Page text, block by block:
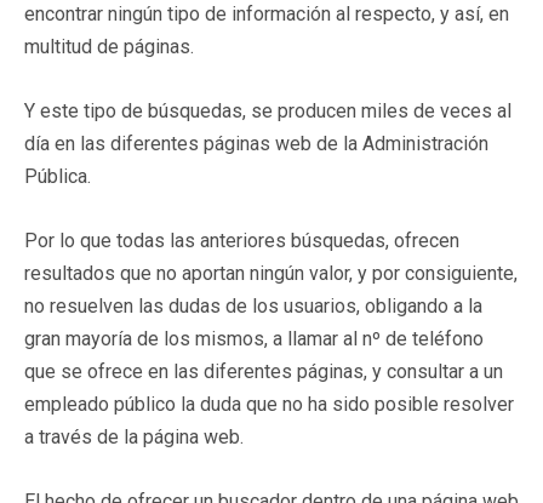
encontrar ningún tipo de información al respecto, y así, en
multitud de páginas.
Y este tipo de búsquedas, se producen miles de veces al
día en las diferentes páginas web de la Administración
Pública.
Por lo que todas las anteriores búsquedas, ofrecen
resultados que no aportan ningún valor, y por consiguiente,
no resuelven las dudas de los usuarios, obligando a la
gran mayoría de los mismos, a llamar al nº de teléfono
que se ofrece en las diferentes páginas, y consultar a un
empleado público la duda que no ha sido posible resolver
a través de la página web.